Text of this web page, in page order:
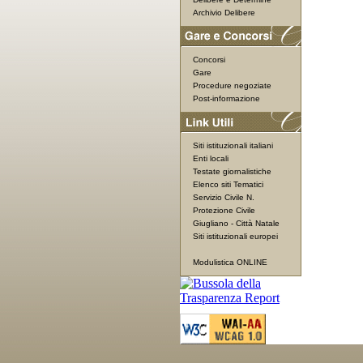
Archivio Delibere
Concorsi
Gare
Procedure negoziate
Post-informazione
Siti istituzionali italiani
Enti locali
Testate giornalistiche
Elenco siti Tematici
Servizio Civile N.
Protezione Civile
Giugliano - Città Natale
Siti istituzionali europei
Modulistica ONLINE